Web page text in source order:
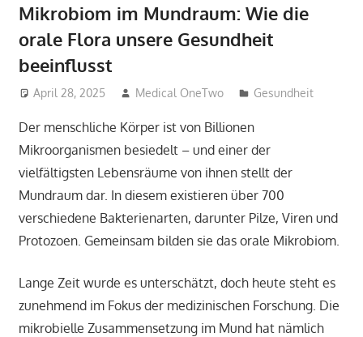
Mikrobiom im Mundraum: Wie die
orale Flora unsere Gesundheit
beeinflusst
April 28, 2025 Medical OneTwo Gesundheit
Der menschliche Körper ist von Billionen
Mikroorganismen besiedelt – und einer der
vielfältigsten Lebensräume von ihnen stellt der
Mundraum dar. In diesem existieren über 700
verschiedene Bakterienarten, darunter Pilze, Viren und
Protozoen. Gemeinsam bilden sie das orale Mikrobiom.
Lange Zeit wurde es unterschätzt, doch heute steht es
zunehmend im Fokus der medizinischen Forschung. Die
mikrobielle Zusammensetzung im Mund hat nämlich